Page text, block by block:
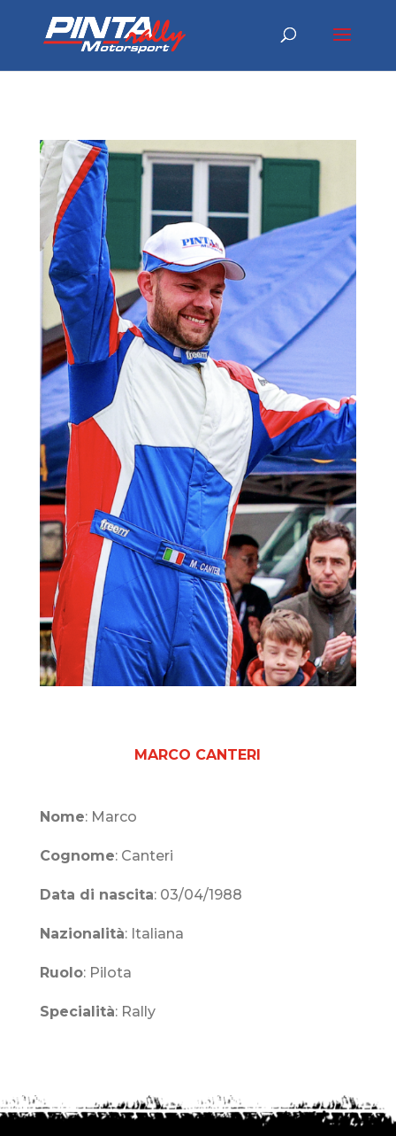
MARCO CANTERI
Nome: Marco
Cognome: Canteri
Data di nascita: 03/04/1988
Nazionalità: Italiana
Ruolo: Pilota
Specialità: Rally